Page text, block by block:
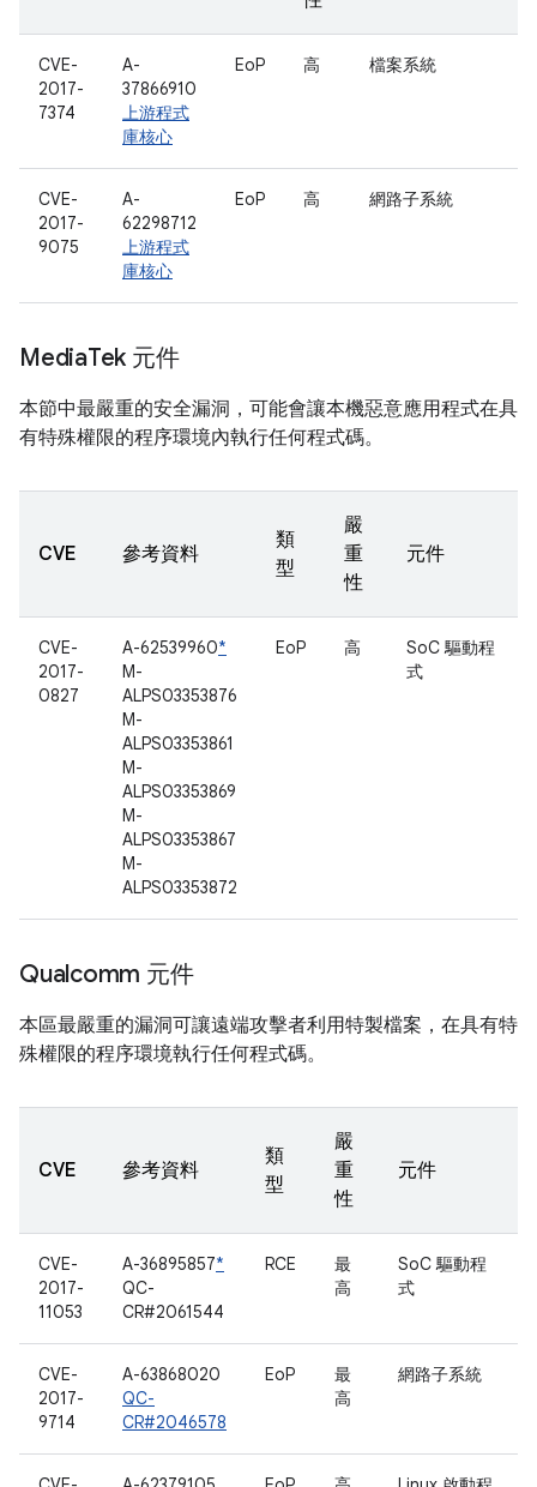
CVE-
2017-
7374
A-
37866910
上游程式
庫核心
EoP 高 檔案系統
CVE-
2017-
9075
A-
62298712
上游程式
庫核心
EoP 高 網路子系統
MediaTek 元件
本節中最嚴重的安全漏洞，可能會讓本機惡意應用程式在具
有特殊權限的程序環境內執行任何程式碼。
CVE 參考資料
類
型
嚴
重
性
元件
CVE-
2017-
0827
A-62539960*
M-
ALPS03353876
M-
ALPS03353861
M-
ALPS03353869
M-
ALPS03353867
M-
ALPS03353872
EoP 高
SoC 驅動程
式
Qualcomm 元件
本區最嚴重的漏洞可讓遠端攻擊者利用特製檔案，在具有特
殊權限的程序環境執行任何程式碼。
CVE 參考資料
類
型
嚴
重
性
元件
CVE-
2017-
11053
A-36895857*
QC-
CR#2061544
RCE
最
高
SoC 驅動程
式
CVE-
2017-
9714
A-63868020
QC-
CR#2046578
EoP
最
高
網路子系統